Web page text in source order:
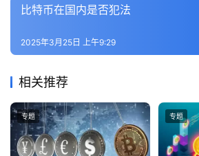
比特币在国内是否犯法
2025年3月25日 上午9:29
相关推荐
专题 专题